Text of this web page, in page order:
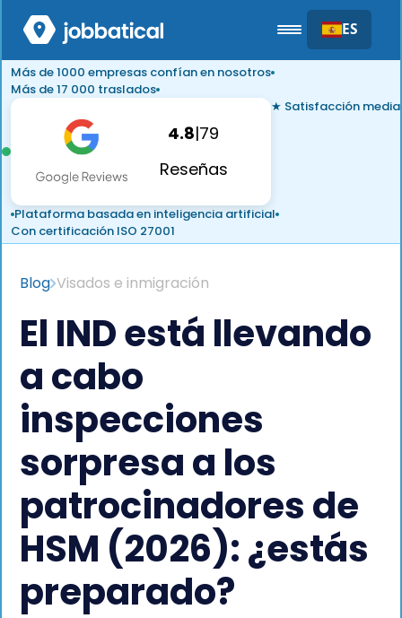
ES
Más de 1000 empresas confían en nosotros
Más de 17 000 traslados
4.8|79
Reseñas
★ Satisfacción media
Plataforma basada en inteligencia artificial
Con certificación ISO 27001
Blog Visados e inmigración
El IND está llevando
a cabo
inspecciones
sorpresa a los
patrocinadores de
HSM (2026): ¿estás
preparado?